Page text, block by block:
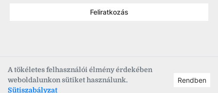
A tökéletes felhasználói élmény érdekében
weboldalunkon sütiket használunk.
Sütiszabályzat
Rendben
Feliratkozás
Copyright © 2021–2026 Fehérvár Médiacentrum, fmc.hu